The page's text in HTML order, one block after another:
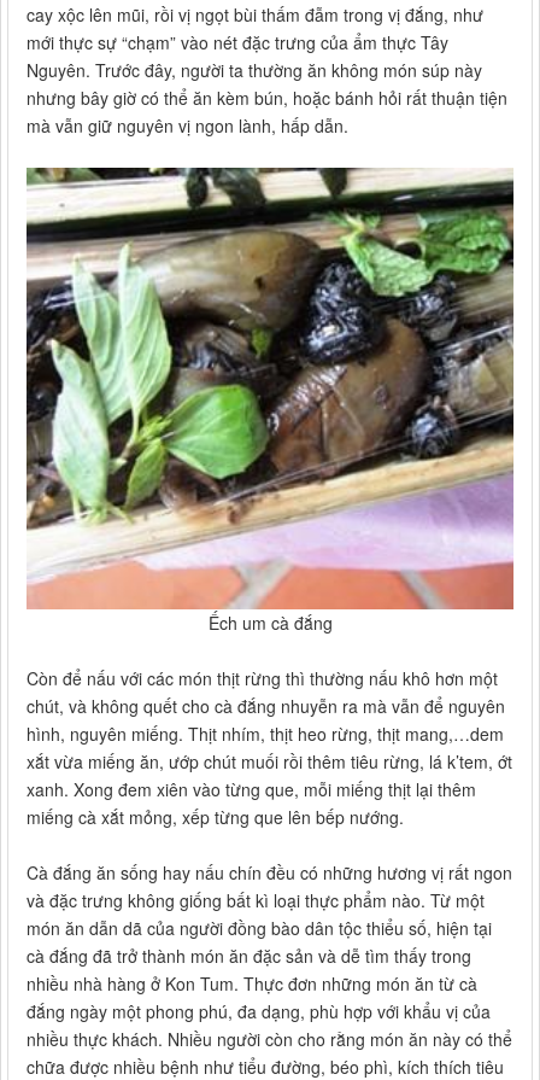
cay xộc lên mũi, rồi vị ngọt bùi thấm đẫm trong vị đắng, như
mới thực sự “chạm” vào nét đặc trưng của ẩm thực Tây
Nguyên. Trước đây, người ta thường ăn không món súp này
nhưng bây giờ có thể ăn kèm bún, hoặc bánh hỏi rất thuận tiện
mà vẫn giữ nguyên vị ngon lành, hấp dẫn.
Ếch um cà đắng
Còn để nấu với các món thịt rừng thì thường nấu khô hơn một
chút, và không quết cho cà đắng nhuyễn ra mà vẫn để nguyên
hình, nguyên miếng. Thịt nhím, thịt heo rừng, thịt mang,…dem
xắt vừa miếng ăn, ướp chút muối rồi thêm tiêu rừng, lá k’tem, ớt
xanh. Xong đem xiên vào từng que, mỗi miếng thịt lại thêm
miếng cà xắt mỏng, xếp từng que lên bếp nướng.
Cà đắng ăn sống hay nấu chín đều có những hương vị rất ngon
và đặc trưng không giống bất kì loại thực phẩm nào. Từ một
món ăn dẫn dã của người đồng bào dân tộc thiểu số, hiện tại
cà đắng đã trở thành món ăn đặc sản và dễ tìm thấy trong
nhiều nhà hàng ở Kon Tum. Thực đơn những món ăn từ cà
đắng ngày một phong phú, đa dạng, phù hợp với khẩu vị của
nhiều thực khách. Nhiều người còn cho rằng món ăn này có thể
chữa được nhiều bệnh như tiểu đường, béo phì, kích thích tiêu